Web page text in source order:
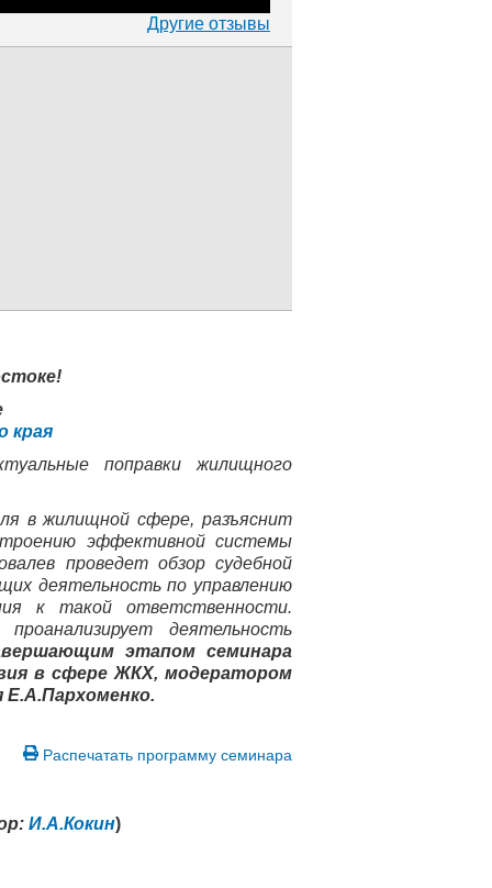
Другие отзывы
края
поправки жилищного
в жилищной сфере, разъяснит
эффективной системы
проведет обзор судебной
деятельность по управлению
к такой ответственности.
деятельность
этапом семинара
в сфере ЖКХ, модератором
Распечатать программу семинара
И.А.Кокин)